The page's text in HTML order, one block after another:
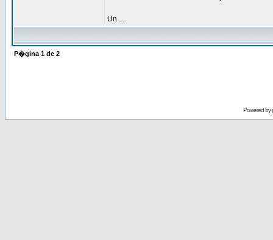
Un ...
P�gina 1 de 2
Powered by